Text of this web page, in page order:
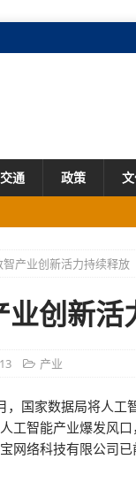
交通 政策
愿持续回升
市场
政策
智产业创新活力持续释放
业创新活
产业
国家数据局将人工
工智能产业爆发风
网络科技有限公司